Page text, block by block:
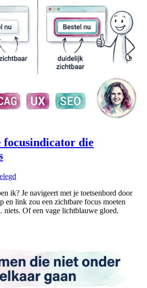
focusindicator die
ik? Je navigeert met je toetsenbord door
en link zou een zichtbare focus moeten
Of een vage lichtblauwe gloed.